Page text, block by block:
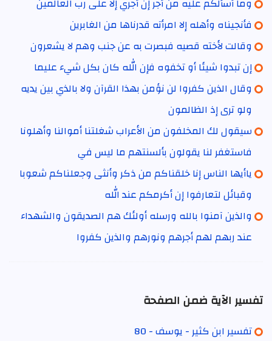
فأنجيناه وأهله إلا امرأته قدرناها من الغابرين
وقالت لأخته قصيه فبصرت به عن جنب وهم لا يشعرون
إن تبدوا شيئا أو تخفوه فإن الله كان بكل شيء عليما
وقال الذين كفروا لن نؤمن بهذا القرآن ولا بالذي بين يديه
ولو ترى إذ الظالمون
سيقول لك المخلفون من الأعراب شغلتنا أموالنا وأهلونا
فاستغفر لنا يقولون بألسنتهم ما ليس في
ياأيها الناس إنا خلقناكم من ذكر وأنثى وجعلناكم شعوبا
وقبائل لتعارفوا إن أكرمكم عند الله
والذين آمنوا بالله ورسله أولئك هم الصديقون والشهداء
عند ربهم لهم أجرهم ونورهم والذين كفروا
تفسير الآية ضمن الصفحة
تفسير ابن كثير - يوسف - 80